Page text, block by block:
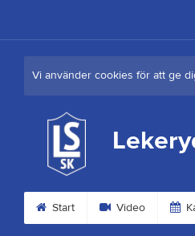
Vi använder cookies för att ge
Start Video